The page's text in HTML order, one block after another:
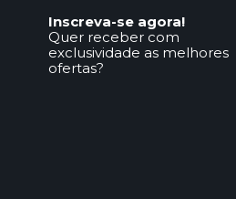
Inscreva-se agora!
Quer receber com
exclusividade as melhores
ofertas?